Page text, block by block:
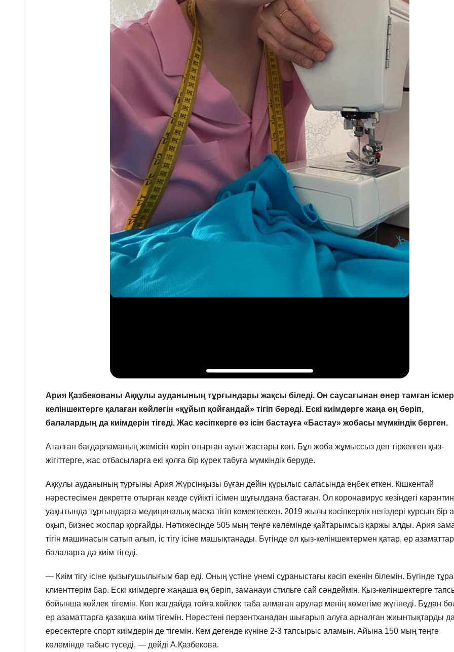
Ария Қазбекованы Аққулы ауданының тұрғындары жақсы біледі. Он саусағынан өнер тамған
келіншектерге қалаған көйлегін «құйып қойғандай» тігіп береді. Ескі киімдерге жаңа өң беріп,
балалардың да киімдерін тігеді. Жас кәсіпкерге өз ісін бастауға «Бастау» жобасы мүмкіндік берген.
Аталған бағдарламаның жемісін көріп отырған ауыл жастары көп. Бұл жоба жұмыссыз деп тіркелген қыз-
жігіттерге, жас отбасыларға екі қолға бір күрек табуға мүмкіндік беруде.
Аққулы ауданының тұрғыны Ария Жүрсінқызы бұған дейін құрылыс саласында еңбек еткен. Кішкентай
нәрестесімен декретте отырған кезде сүйікті ісімен шұғылдана бастаған. Ол коронавирус кезіндегі карантин
уақытында тұрғындарға медициналық маска тігіп көмектескен. 2019 жылы кәсіпкерлік негіздері курсын бір
оқып, бизнес жоспар қорғайды. Нәтижесінде 505 мың теңге көлемінде қайтарымсыз қаржы алды. Ария
тігін машинасын сатып алып, іс тігу ісіне машықтанады. Бүгінде ол қыз-келіншектермен қатар, ер
балаларға да киім тігеді.
— Киім тігу ісіне қызығушылығым бар еді. Оның үстіне үнемі сұраныстағы кәсіп екенін білемін. Бүгінде
клиенттерім бар. Ескі киімдерге жаңаша өң беріп, заманауи стильге сай сәндеймін. Қыз-келіншектерге
бойынша көйлек тігемін. Көп жағдайда тойға көйлек таба алмаған арулар менің көмегіме жүгінеді. Бұдан
ер азаматтарға қазақша киім тігемін. Нәрестені перзентханадан шығарып алуға арналған жиынтықтарды
ересектерге спорт киімдерін де тігемін. Кем дегенде күніне 2-3 тапсырыс аламын. Айына 150 мың теңге
көлемінде табыс түседі, — дейді А.Қазбекова.